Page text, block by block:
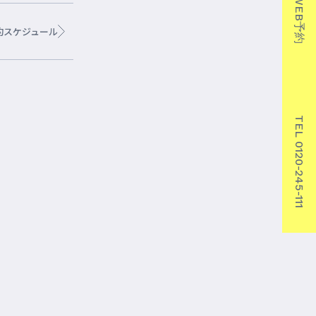
WEB予約
TEL 0120-245-111
ケジュール